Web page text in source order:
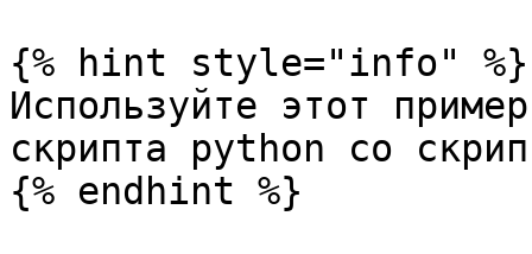
{% hint style="info" %}
Используйте этот
скрипта python со
{% endhint %}